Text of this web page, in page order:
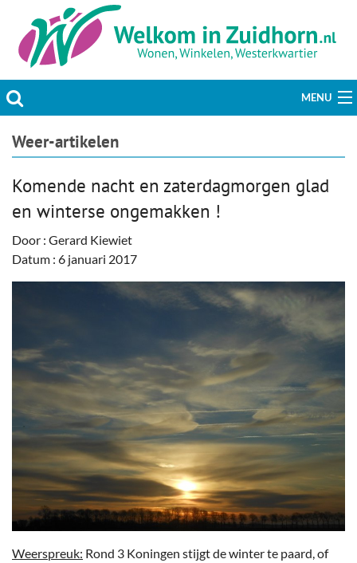
MENU
Actueel
Welzijn & Maatschappij
Bedrijven
Prikbord & Aanbiedingen
Weer-artikelen
Komende nacht en zaterdagmorgen glad
en winterse ongemakken !
Door : Gerard Kiewiet
Datum : 6 januari 2017
Weerspreuk: Rond 3 Koningen stijgt de winter te paard, of